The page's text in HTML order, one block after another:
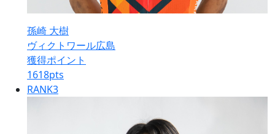
孫崎 大樹
ヴィクトワール広島
獲得ポイント
1618pts
RANK3